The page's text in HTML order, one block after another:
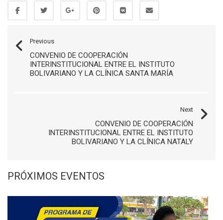
Previous
CONVENIO DE COOPERACIÓN
INTERINSTITUCIONAL ENTRE EL INSTITUTO
BOLIVARIANO Y LA CLÍNICA SANTA MARÍA
Next
CONVENIO DE COOPERACIÓN
INTERINSTITUCIONAL ENTRE EL INSTITUTO
BOLIVARIANO Y LA CLÍNICA NATALY
PRÓXIMOS EVENTOS